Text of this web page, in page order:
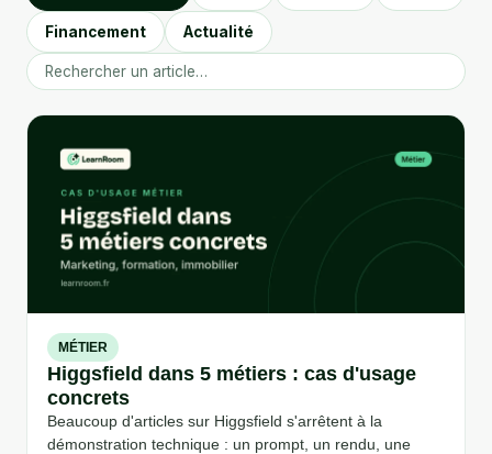
Financement Actualité
MÉTIER
Higgsfield dans 5 métiers : cas d'usage
concrets
Beaucoup d'articles sur Higgsfield s'arrêtent à la
démonstration technique : un prompt, un rendu, une